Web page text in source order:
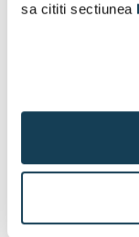
sa cititi sectiunea